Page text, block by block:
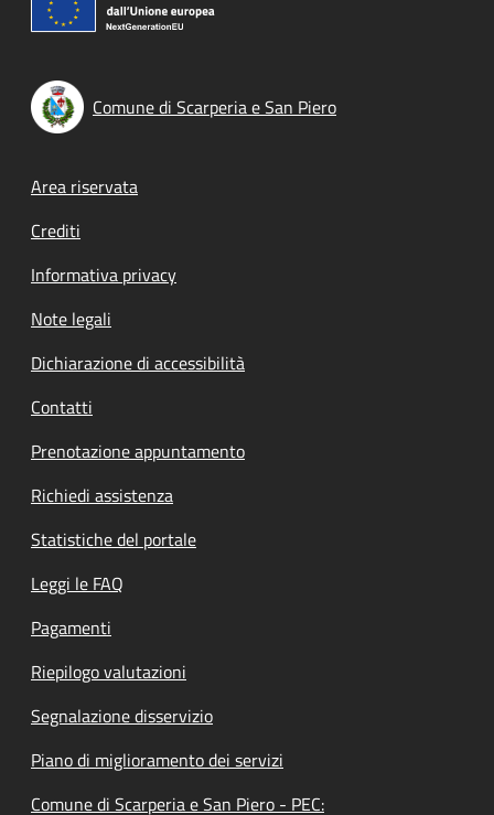
Comune di Scarperia e San Piero
Footer menu
Area riservata
Crediti
Informativa privacy
Note legali
Dichiarazione di accessibilità
Contatti
Prenotazione appuntamento
Richiedi assistenza
Statistiche del portale
Leggi le FAQ
Pagamenti
Riepilogo valutazioni
Segnalazione disservizio
Piano di miglioramento dei servizi
Comune di Scarperia e San Piero - PEC: